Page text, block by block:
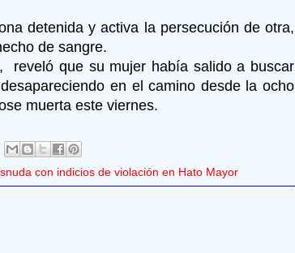
detenida y activa la persecución de otra,
de sangre.
reveló que su mujer había salido a buscar
en el camino desde la ocho
muerta este viernes.
con indicios de violación en Hato Mayor